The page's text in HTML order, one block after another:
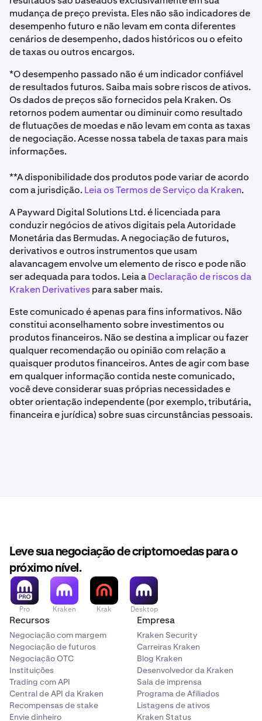
mudança de preço prevista. Eles não são indicadores de
desempenho futuro e não levam em conta diferentes
cenários de desempenho, dados históricos ou o efeito
de taxas ou outros encargos.
*O desempenho passado não é um indicador confiável
de resultados futuros. Saiba mais sobre riscos de ativos.
Os dados de preços são fornecidos pela Kraken. Os
retornos podem aumentar ou diminuir como resultado
de flutuações de moedas e não levam em conta as taxas
de negociação. Acesse nossa tabela de taxas para mais
informações.
**A disponibilidade dos produtos pode variar de acordo
com a jurisdição. Leia os Termos de Serviço da Kraken.
A Payward Digital Solutions Ltd. é licenciada para
conduzir negócios de ativos digitais pela Autoridade
Monetária das Bermudas. A negociação de futuros,
derivativos e outros instrumentos que usam
alavancagem envolve um elemento de risco e pode não
ser adequada para todos. Leia aDeclaração de riscos da
Kraken Derivativespara saber mais.
Este comunicado é apenas para fins informativos. Não
constitui aconselhamento sobre investimentos ou
produtos financeiros. Não se destina a implicar ou fazer
qualquer recomendação ou opinião com relação a
quaisquer produtos financeiros. Antes de agir com base
em qualquer informação contida neste comunicado,
você deve considerar suas próprias necessidades e
obter orientação independente (por exemplo, tributária,
financeira e jurídica) sobre suas circunstâncias pessoais.
Leve sua negociação de criptomoedas para o
próximo nível.
Pro Kraken Krak Desktop
Recursos
Negociação com margem
Negociação de futuros
Negociação OTC
Instituições
Trading com API
Central de API da Kraken
Recompensas de stake
Envie dinheiro
Empresa
Kraken Security
Carreiras Kraken
Blog Kraken
Desenvolvedor da Kraken
Sala de imprensa
Programa de Afiliados
Listagens de ativos
Kraken Status